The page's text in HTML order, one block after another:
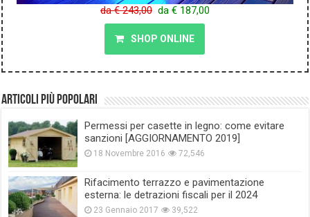
da € 243,00 da € 187,00
SHOP ONLINE
Articoli più popolari
Permessi per casette in legno: come evitare
sanzioni [AGGIORNAMENTO 2019]
18 Novembre 2016 72,546
Rifacimento terrazzo e pavimentazione
esterna: le detrazioni fiscali per il 2024
23 Gennaio 2017 39,522